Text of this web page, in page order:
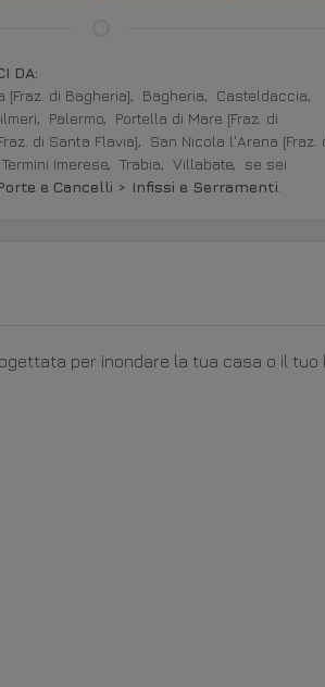
DA:
[Fraz. di Bagheria], Bagheria, Casteldaccia,
Palermo, Portella di Mare [Fraz. di
di Santa Flavia], San Nicola l'Arena [Fraz.
Termini Imerese, Trabia, Villabate, se sei
e Cancelli > Infissi e Serramenti
per inondare la tua casa o il tuo